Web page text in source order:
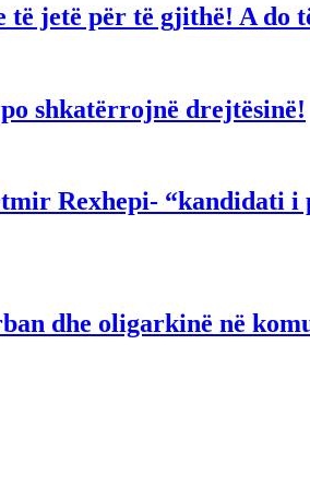
të jetë për të gjithë! A
shkatërrojnë drejtësinë!
Rexhepi- “kandidati
dhe oligarkinë në